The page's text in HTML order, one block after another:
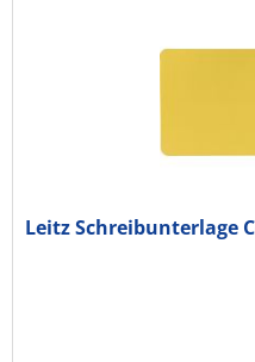
Leitz Schreibunterlage